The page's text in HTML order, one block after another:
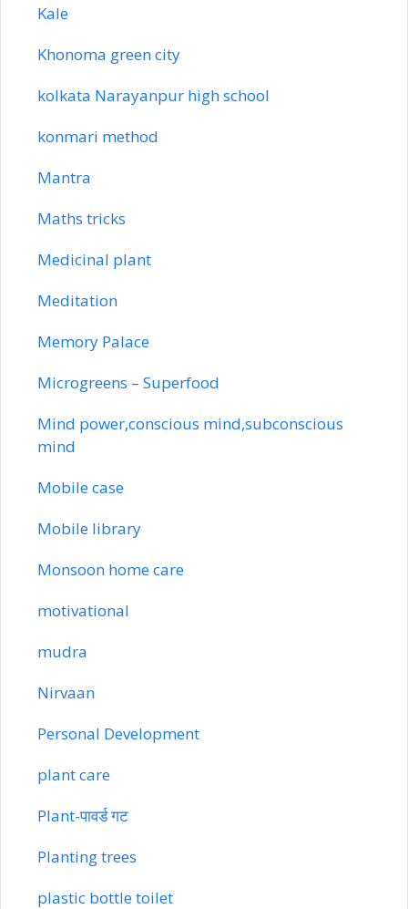
Kale
Khonoma green city
kolkata Narayanpur high school
konmari method
Mantra
Maths tricks
Medicinal plant
Meditation
Memory Palace
Microgreens – Superfood
Mind power,conscious mind,subconscious
mind
Mobile case
Mobile library
Monsoon home care
motivational
mudra
Nirvaan
Personal Development
plant care
Plant-पावर्ड गट
Planting trees
plastic bottle toilet